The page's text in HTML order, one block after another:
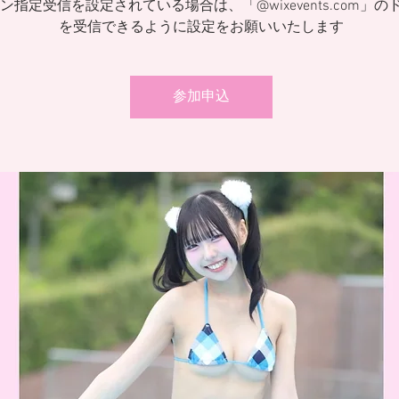
指定受信を設定されている場合は、「@wixevents.com」の
を受信できるように設定をお願いいたします
参加申込